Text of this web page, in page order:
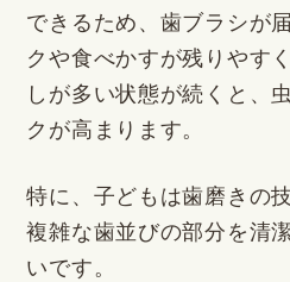
できるため、歯ブラシが
クや食べかすが残りやす
しが多い状態が続くと、
クが高まります。
特に、子どもは歯磨きの
複雑な歯並びの部分を清
いです。